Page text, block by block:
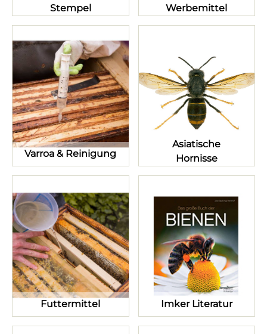
Stempel
Werbemittel
Varroa & Reinigung
Asiatische
Hornisse
Futtermittel Imker Literatur